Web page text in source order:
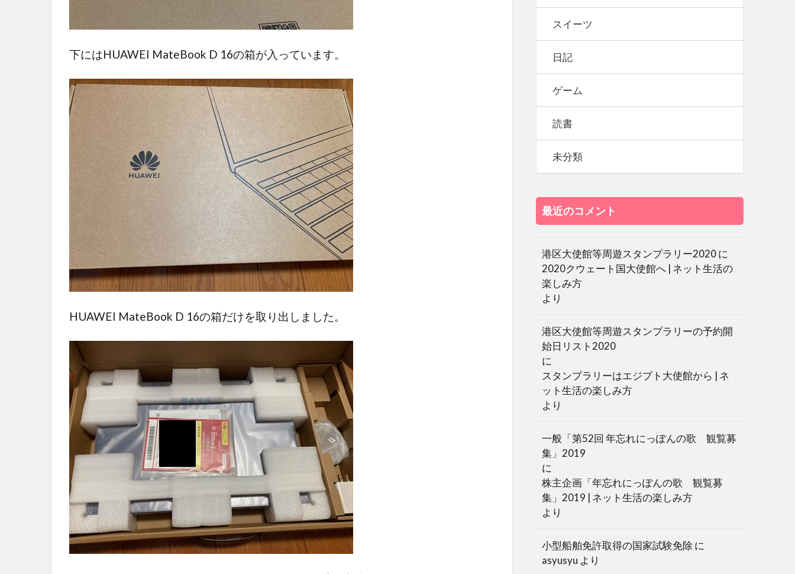
下にはHUAWEI MateBook D 16の箱が入っています。
HUAWEI MateBook D 16の箱だけを取り出しました。
スイーツ
日記
ゲーム
読書
未分類
最近のコメント
港区大使館等周遊スタンプラリー2020に
2020クウェート国大使館へ | ネット生活の
楽しみ方
より
港区大使館等周遊スタンプラリーの予約開
始日リスト2020
に
スタンプラリーはエジプト大使館から | ネ
ット生活の楽しみ方
より
一般「第52回 年忘れにっぽんの歌 観覧募
集」2019
に
株主企画「年忘れにっぽんの歌 観覧募
集」2019 | ネット生活の楽しみ方
より
小型船舶免許取得の国家試験免除 に
asyusyu より